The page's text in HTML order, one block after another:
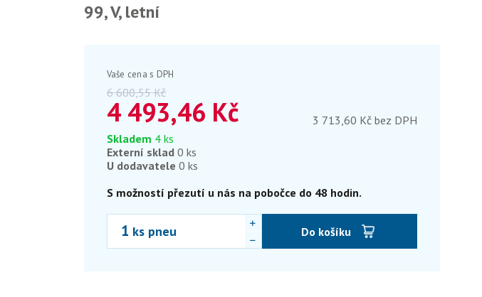
99, V, letní
Vaše cena s DPH
6 600,55 Kč
4 493,46 Kč
3 713,60 Kč bez DPH
Skladem 4 ks
Externí sklad 0 ks
U dodavatele 0 ks
S možností přezutí u nás na pobočce do 48 hodin.
ks pneu Do košíku